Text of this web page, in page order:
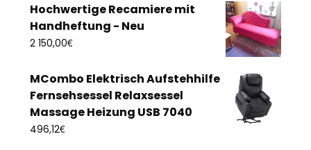
Hochwertige Recamiere mit
Handheftung - Neu
2 150,00€
MCombo Elektrisch Aufstehhilfe
Fernsehsessel Relaxsessel
Massage Heizung USB 7040
496,12€